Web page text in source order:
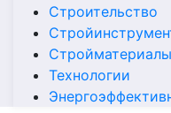
Строительство
Стройматериалы
Технологии